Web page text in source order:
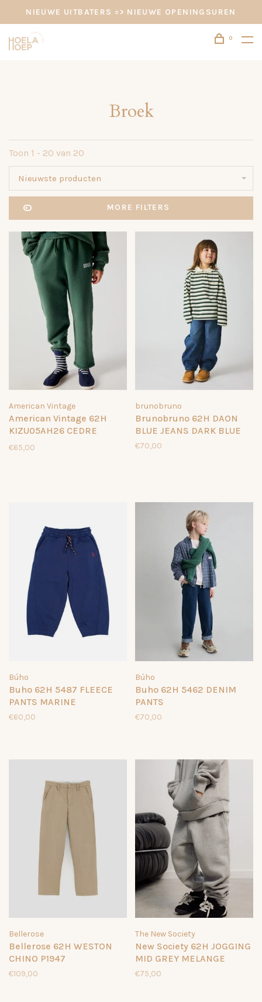
NIEUWE UITBATERS => NIEUWE OPENINGSUREN
0
Broek
Toon 1 - 20 van 20
Nieuwste producten
MORE FILTERS
American Vintage
American Vintage 62H
KIZU05AH26 CEDRE
VINTAGE
€65,00
brunobruno
Brunobruno 62H DAON
BLUE JEANS DARK BLUE
€70,00
Búho
Buho 62H 5487 FLEECE
PANTS MARINE
€60,00
Búho
Buho 62H 5462 DENIM
PANTS
€70,00
Bellerose
Bellerose 62H WESTON
CHINO P1947
€109,00
The New Society
New Society 62H JOGGING
MID GREY MELANGE
€75,00